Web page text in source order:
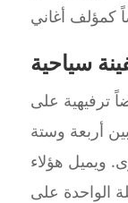
سياحية
ترفيهية على
أربعة وستة
ويميل هؤلاء
الواحدة على